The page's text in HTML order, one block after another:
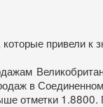
привели к
в
отметки